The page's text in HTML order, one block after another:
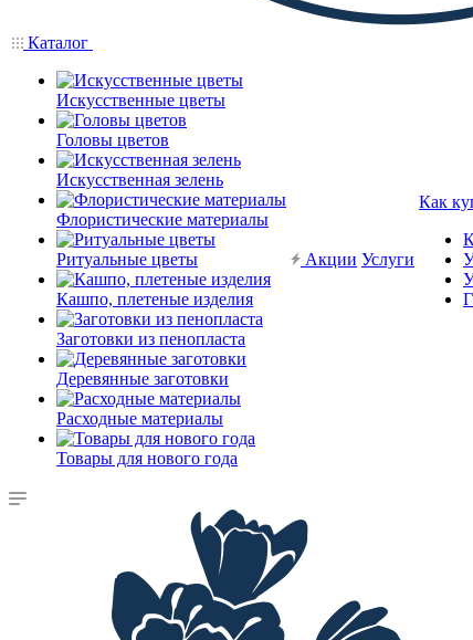
Каталог
Искусственные цветы
Головы цветов
Искусственная зелень
Флористические материалы
Ритуальные цветы
Кашпо, плетеные изделия
Заготовки из пенопласта
Деревянные заготовки
Расходные материалы
Товары для нового года
Акции Услуги
Как